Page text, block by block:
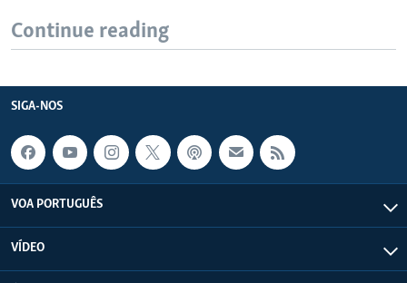
Continue reading
SIGA-NOS
VOA PORTUGUÊS
VÍDEO